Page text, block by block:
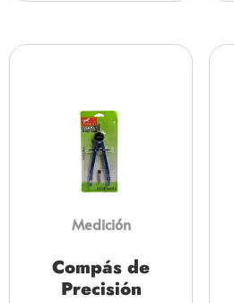
Medición
Compás de
Precisión